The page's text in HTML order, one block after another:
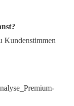
Kundenstimmen